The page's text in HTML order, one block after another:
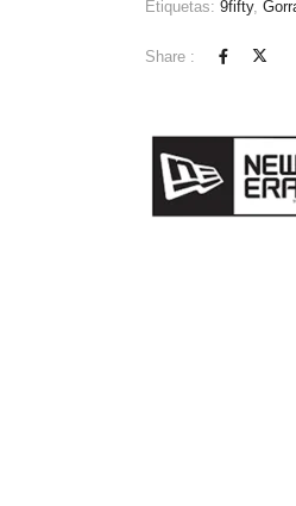
Etiquetas: 9fifty,
Share :